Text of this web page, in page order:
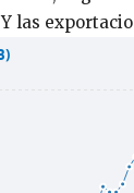
las